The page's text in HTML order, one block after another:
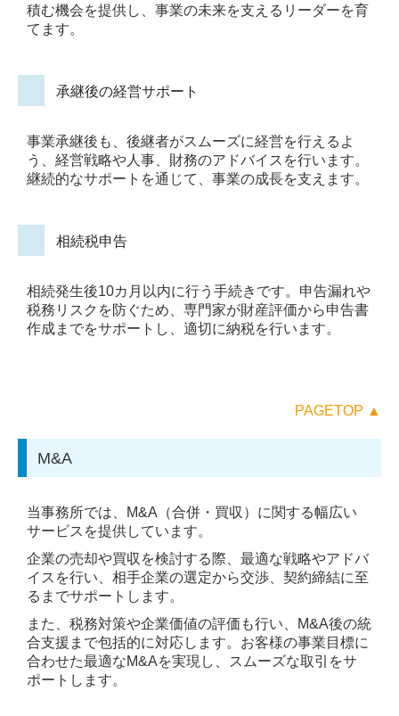
積む機会を提供し、事業の未来を支えるリーダーを育
てます。
承継後の経営サポート
事業承継後も、後継者がスムーズに経営を行えるよ
う、経営戦略や人事、財務のアドバイスを行います。
継続的なサポートを通じて、事業の成長を支えます。
相続税申告
相続発生後10カ月以内に行う手続きです。申告漏れや
税務リスクを防ぐため、専門家が財産評価から申告書
作成までをサポートし、適切に納税を行います。
PAGETOP ▲
M&A
当事務所では、M&A（合併・買収）に関する幅広い
サービスを提供しています。
企業の売却や買収を検討する際、最適な戦略やアドバ
イスを行い、相手企業の選定から交渉、契約締結に至
るまでサポートします。
また、税務対策や企業価値の評価も行い、M&A後の統
合支援まで包括的に対応します。お客様の事業目標に
合わせた最適なM&Aを実現し、スムーズな取引をサ
ポートします。